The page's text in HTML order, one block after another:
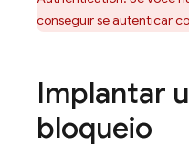
conseguir se autenticar
Implantar
bloqueio